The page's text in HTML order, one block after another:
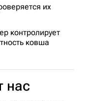
их
контролирует
ковша
нас